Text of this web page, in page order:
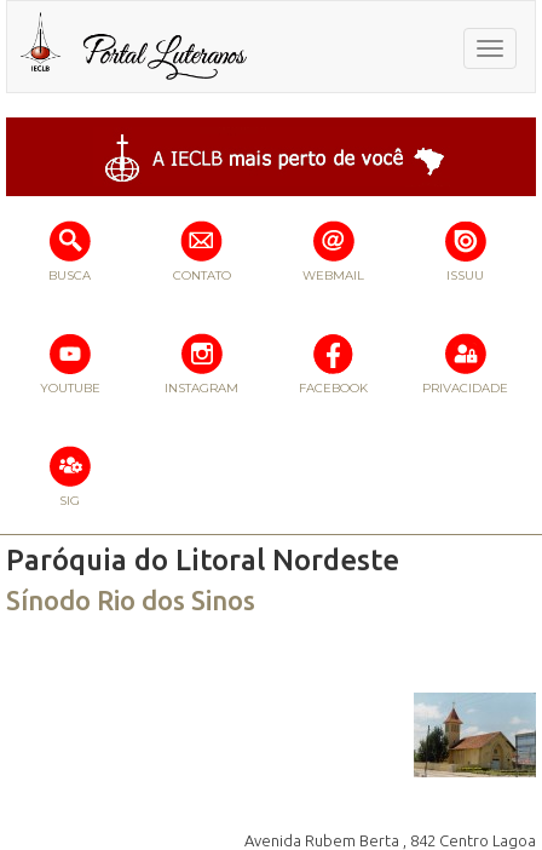
Toggle
BUSCA CONTATO WEBMAIL ISSUU
YOUTUBE INSTAGRAM FACEBOOK PRIVACIDADE
SIG
Paróquia do Litoral Nordeste
Sínodo Rio dos Sinos
Avenida Rubem Berta , 842 Centro Lagoa